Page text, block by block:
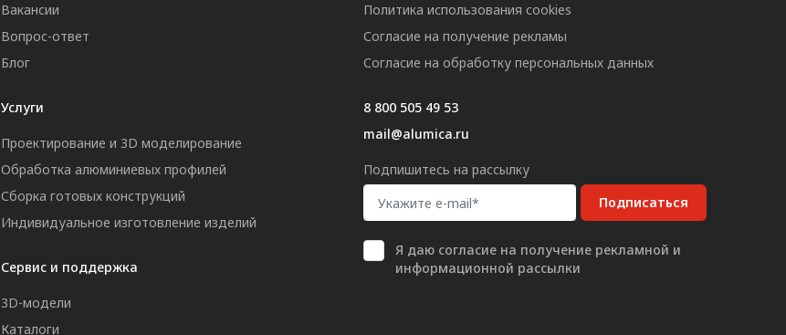
Вакансии
Вопрос-ответ
Блог
Услуги
Проектирование и 3D моделирование
Обработка алюминиевых профилей
Сборка готовых конструкций
Индивидуальное изготовление изделий
Сервис и поддержка
3D-модели
Каталоги
Политика использования cookies
Согласие на получение рекламы
Согласие на обработку персональных данных
8 800 505 49 53
mail@alumica.ru
Подпишитесь на рассылку
Подписаться
Я даю согласие на получение рекламной и
информационной рассылки